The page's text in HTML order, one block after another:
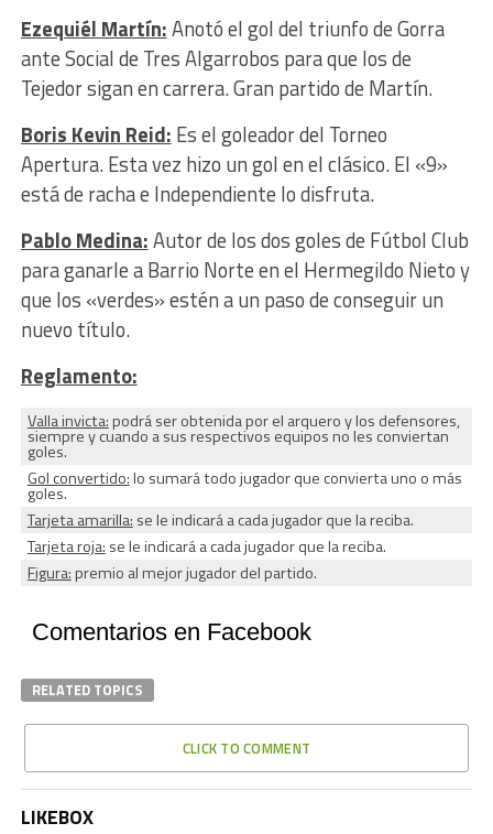
Ezequiél Martín:Anotó el gol del triunfo de Gorra
ante Social de Tres Algarrobos para que los de
Tejedor sigan en carrera. Gran partido de Martín.
Boris Kevin Reid: Es el goleador del Torneo
Apertura. Esta vez hizo un gol en el clásico. El «9»
está de racha e Independiente lo disfruta.
Pablo Medina:Autor de los dos goles de Fútbol Club
para ganarle a Barrio Norte en el Hermegildo Nieto y
que los «verdes» estén a un paso de conseguir un
nuevo título.
Reglamento:
Valla invicta:podrá ser obtenida por el arquero y los defensores,
siempre y cuando a sus respectivos equipos no les conviertan
goles.
Gol convertido:lo sumará todo jugador que convierta uno o más
goles.
Tarjeta amarilla:se le indicará a cada jugador que la reciba.
Tarjeta roja:se le indicará a cada jugador que la reciba.
Figura:premio al mejor jugador del partido.
Comentarios en Facebook
RELATED TOPICS
CLICK TO COMMENT
LIKEBOX